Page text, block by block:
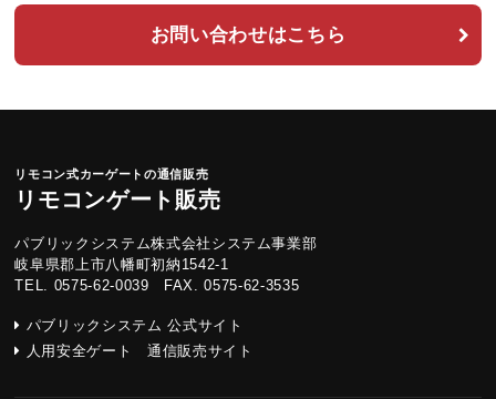
お問い合わせはこちら
リモコン式カーゲートの通信販売
リモコンゲート販売
パブリックシステム株式会社システム事業部
岐阜県郡上市八幡町初納1542-1
TEL. 0575-62-0039 FAX. 0575-62-3535
パブリックシステム 公式サイト
人用安全ゲート 通信販売サイト